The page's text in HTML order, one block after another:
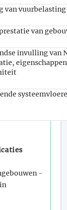
van vuurbelasting
van
invulling van
-